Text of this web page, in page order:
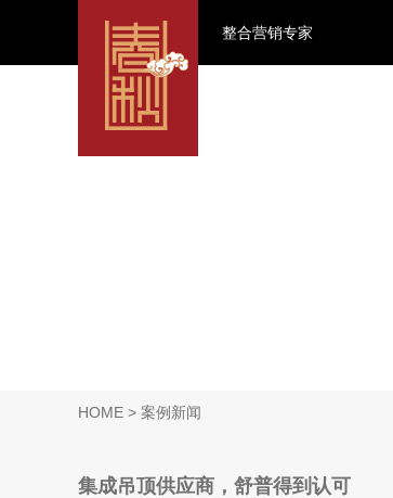
整合营销专家
HOME > 案例新闻
集成吊顶供应商，舒普得到认可